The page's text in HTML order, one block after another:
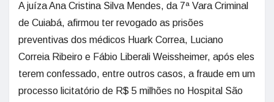
A juíza Ana Cristina Silva Mendes, da 7ª Vara Criminal
de Cuiabá, afirmou ter revogado as prisões
preventivas dos médicos Huark Correa, Luciano
Correia Ribeiro e Fábio Liberali Weissheimer, após eles
terem confessado, entre outros casos, a fraude em um
processo licitatório de R$ 5 milhões no Hospital São